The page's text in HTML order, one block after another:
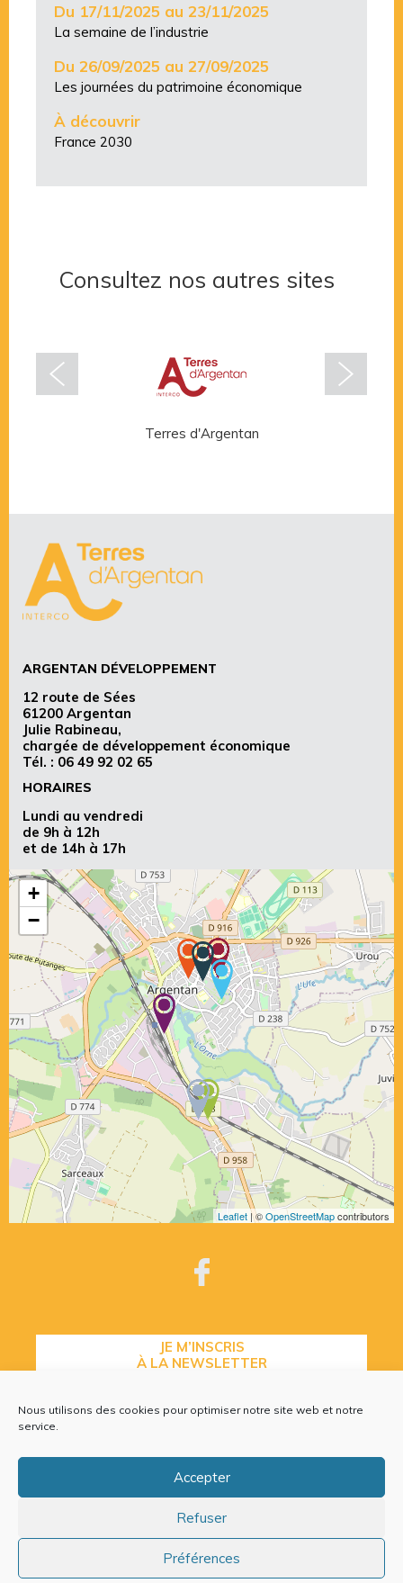
Nous utilisons des cookies pour optimiser notre site web et notre
service.
Accepter
Refuser
Préférences
Du 17/11/2025 au 23/11/2025
La semaine de l’industrie
Du 26/09/2025 au 27/09/2025
Les journées du patrimoine économique
À découvrir
France 2030
Consultez nos autres sites
Terres d'Argentan
ARGENTAN DÉVELOPPEMENT
12 route de Sées
61200 Argentan
Julie Rabineau,
chargée de développement économique
Tél. : 06 49 92 02 65
HORAIRES
Lundi au vendredi
de 9h à 12h
et de 14h à 17h
+
−
Leaflet | ©OpenStreetMapcontributors
JE M’INSCRIS
À LA NEWSLETTER
Politique de cookies (EU)